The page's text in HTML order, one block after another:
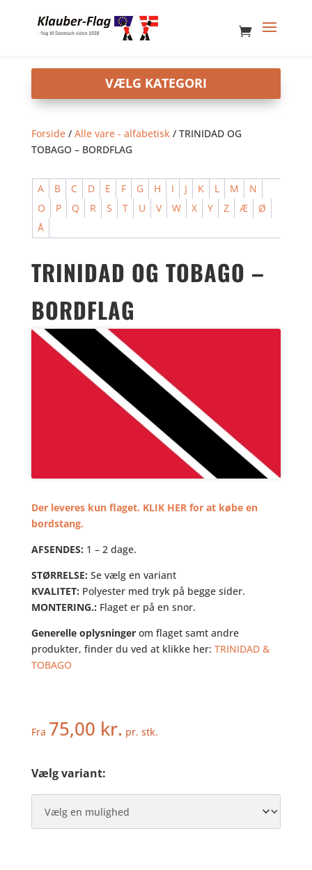
Forside/ Alle vare - alfabetisk/ TRINIDAD OG
TOBAGO – BORDFLAG
A B C D E F G H I J K L M
N
O
P Q R S T U V W X Y Z Æ
Ø
Å
TRINIDAD OG TOBAGO –
BORDFLAG
Der leveres kun flaget. KLIK HER for at købe en
bordstang.
AFSENDES: 1 – 2 dage.
STØRRELSE: Se vælg en variant
KVALITET: Polyester med tryk på begge sider.
MONTERING.: Flaget er på en snor.
Generelle oplysningerom flaget samt andre
produkter, finder du ved at klikke her: TRINIDAD &
TOBAGO
Fra 75,00 kr. pr. stk.
Vælg variant: